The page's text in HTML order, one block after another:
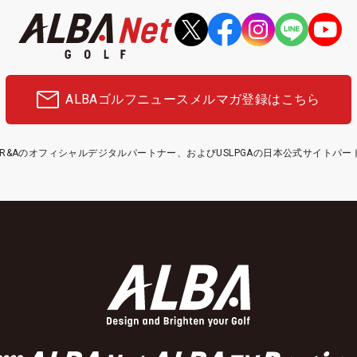
ALBAゴルフニュース メルマガ登録はこちら
のオフィシャルデジタルパートナー、およびUSLPGAの日本公式サイトパー